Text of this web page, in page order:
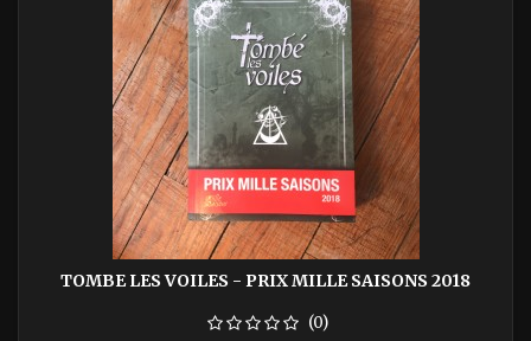
TOMBE LES VOILES - PRIX MILLE SAISONS 2018
(0)